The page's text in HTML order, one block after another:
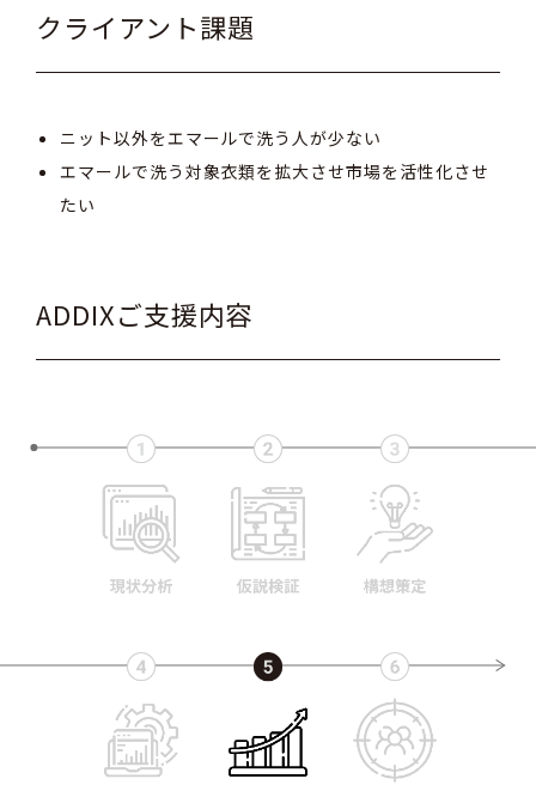
クライアント課題
ニット以外をエマールで洗う人が少ない
エマールで洗う対象衣類を拡大させ市場を活性化させ
たい
ADDIXご支援内容